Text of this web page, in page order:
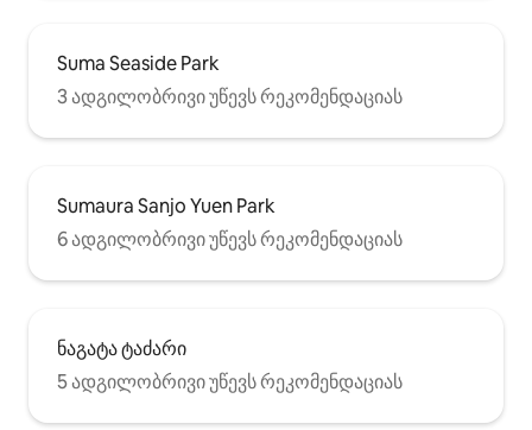
Suma Seaside Park
3 ადგილობრივი უწევს რეკომენდაციას
Sumaura Sanjo Yuen Park
6 ადგილობრივი უწევს რეკომენდაციას
ნაგატა ტაძარი
5 ადგილობრივი უწევს რეკომენდაციას